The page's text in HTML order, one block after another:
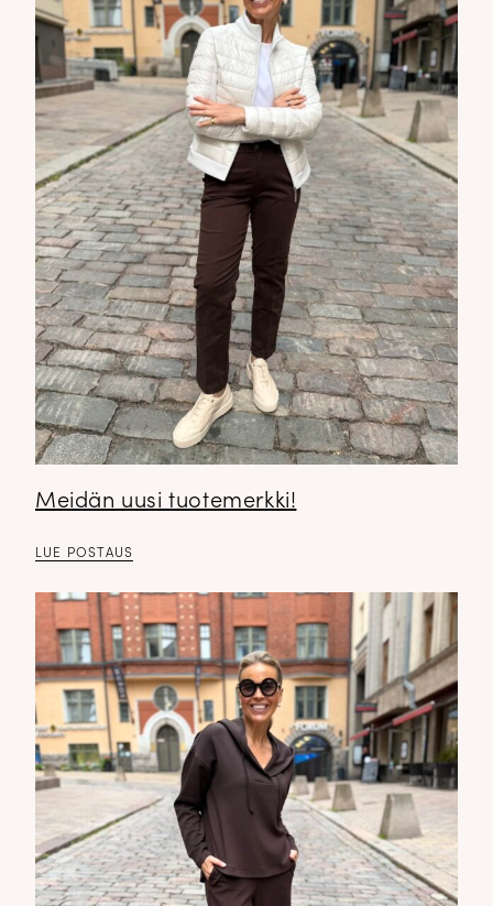
Meidän uusi tuotemerkki!
LUE POSTAUS